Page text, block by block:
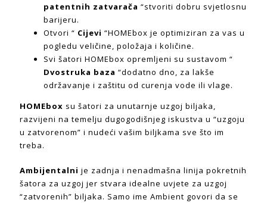
patentnih zatvarača “stvoriti dobru svjetlosnu
barijeru.
Otvori “ Cijevi “HOMEbox je optimiziran za vas u
pogledu veličine, položaja i količine.
Svi šatori HOMEbox opremljeni su sustavom “
Dvostruka baza “dodatno dno, za lakše
održavanje i zaštitu od curenja vode ili vlage.
HOMEbox su šatori za unutarnje uzgoj biljaka,
razvijeni na temelju dugogodišnjeg iskustva u “uzgoju
u zatvorenom” i nudeći vašim biljkama sve što im
treba.
Ambijentalni je zadnja i nenadmašna linija pokretnih
šatora za uzgoj jer stvara idealne uvjete za uzgoj
“zatvorenih” biljaka. Samo ime Ambient govori da se